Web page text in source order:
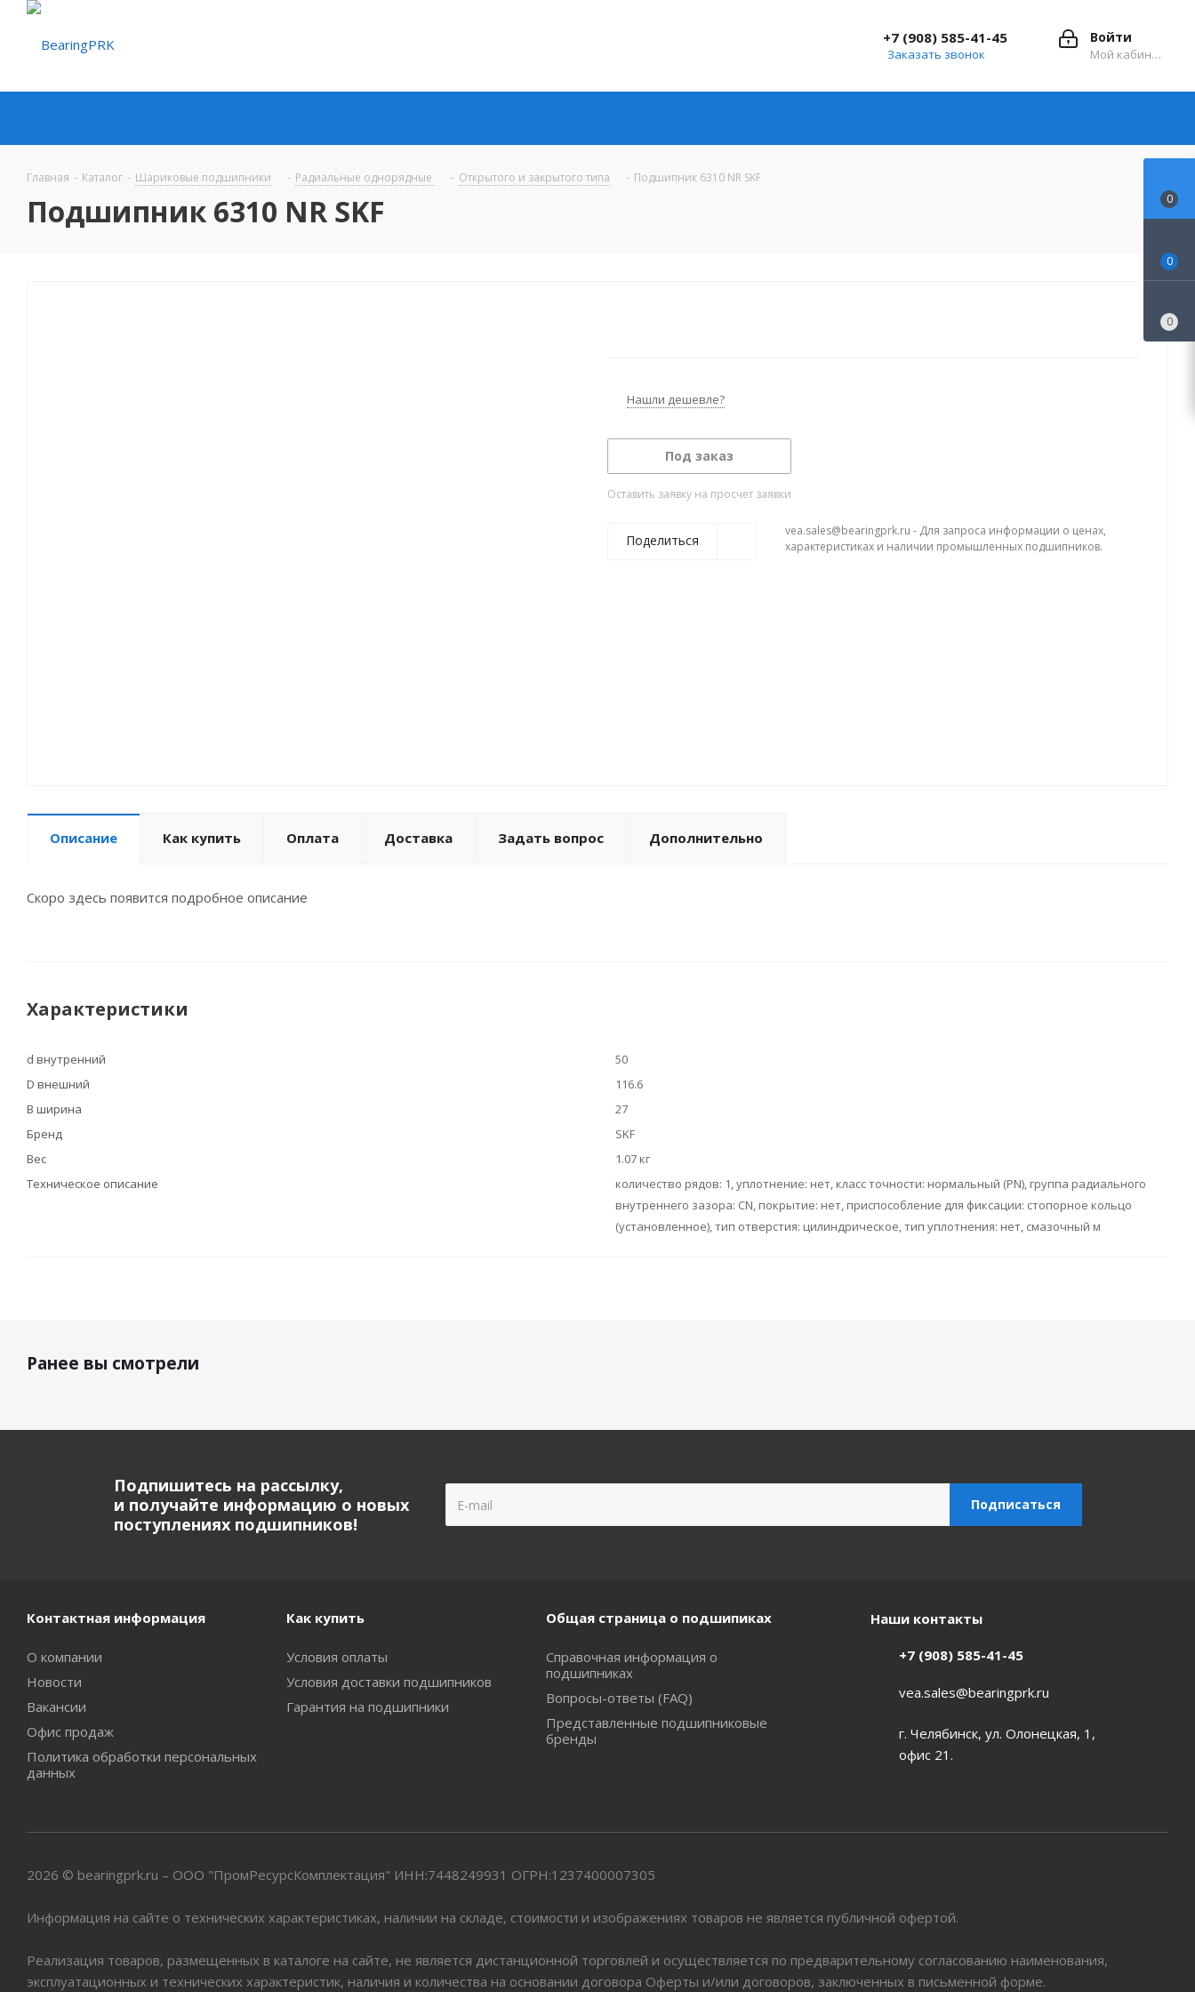
Войти
Мой кабинет
+7 (908) 585-41-45
Заказать звонок
Главная - Каталог - Шариковые подшипники - Радиальные однорядные - Открытого и закрытого типа - Подшипник 6310 NR SKF
Подшипник 6310 NR SKF
Нашли дешевле?
Под заказ
Оставить заявку на просчет заявки
Поделиться
vea.sales@bearingprk.ru - Для запроса информации о ценах,
характеристиках и наличии промышленных подшипников.
Описание Как купить Оплата Доставка Задать вопрос Дополнительно
Скоро здесь появится подробное описание
Характеристики
d внутренний
50
D внешний
116.6
B ширина
27
Бренд
SKF
Вес
1.07 кг
Техническое описание
количество рядов: 1, уплотнение: нет, класс точности: нормальный (PN), группа радиального
внутреннего зазора: CN, покрытие: нет, приспособление для фиксации: стопорное кольцо
(установленное), тип отверстия: цилиндрическое, тип уплотнения: нет, смазочный м
Ранее вы смотрели
Подпишитесь на рассылку,
и получайте информацию о новых
поступлениях подшипников!
Контактная информация
О компании
Новости
Вакансии
Офис продаж
Политика обработки персональных
данных
Как купить
Условия оплаты
Условия доставки подшипников
Гарантия на подшипники
Общая страница о подшипиках
Справочная информация о
подшипниках
Вопросы-ответы (FAQ)
Представленные подшипниковые
бренды
Наши контакты
+7 (908) 585-41-45
vea.sales@bearingprk.ru
г. Челябинск, ул. Олонецкая, 1,
офис 21.
2026 © bearingprk.ru – ООО "ПромРесурсКомплектация" ИНН:7448249931 ОГРН:1237400007305
Информация на сайте о технических характеристиках, наличии на складе, стоимости и изображениях товаров не является публичной офертой.
Реализация товаров, размещенных в каталоге на сайте, не является дистанционной торговлей и осуществляется по предварительному согласованию наименования,
эксплуатационных и технических характеристик, наличия и количества на основании договора Оферты и/или договоров, заключенных в письменной форме.
0
0
0